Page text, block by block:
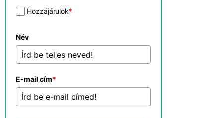
Hozzájárulok*
Név
E-mail cím*